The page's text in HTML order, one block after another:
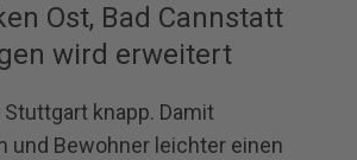
Ost, Bad Cannstatt
wird erweitert
knapp. Damit
und Bewohner leichter einen